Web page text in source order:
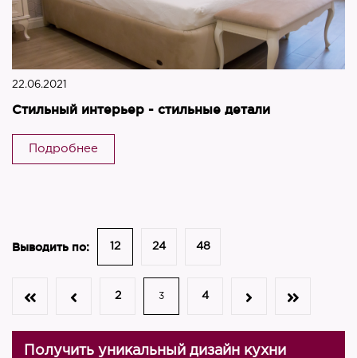
22.06.2021
Стильный интерьер - стильные детали
Подробнее
Выводить по: 12 24 48
2 3 4
Получить уникальный дизайн кухни